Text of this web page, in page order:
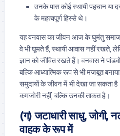
उनके पास कोई स्थायी पहचान या
के महत्वपूर्ण हिस्से थे।
यह वनवास का जीवन आज के घुमंतु
वे भी घूमते हैं, स्थायी आवास नहीं रखते,
ज्ञान को जीवित रखते हैं। वनवास ने
बल्कि आध्यात्मिक रूप से भी मजबूत
समुदायों के जीवन में भी देखा जा सकता
कमजोरी नहीं, बल्कि उनकी ताकत है।
(ग) जटाधारी साधु,
वाहक के रूप में